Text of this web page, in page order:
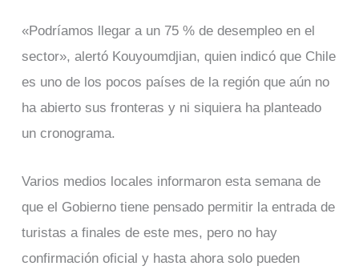
«Podríamos llegar a un 75 % de desempleo en el
sector», alertó Kouyoumdjian, quien indicó que Chile
es uno de los pocos países de la región que aún no
ha abierto sus fronteras y ni siquiera ha planteado
un cronograma.
Varios medios locales informaron esta semana de
que el Gobierno tiene pensado permitir la entrada de
turistas a finales de este mes, pero no hay
confirmación oficial y hasta ahora solo pueden